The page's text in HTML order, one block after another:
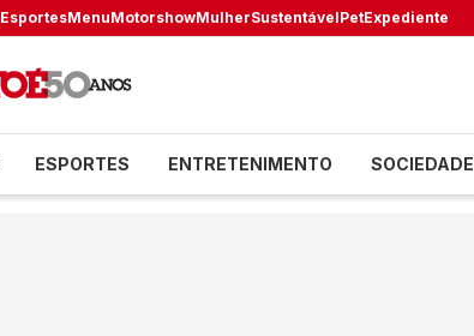
EsportesMenuMotorshowMulherSustentávelPetExpediente
ESPORTES ENTRETENIMENTO SOCIEDADE